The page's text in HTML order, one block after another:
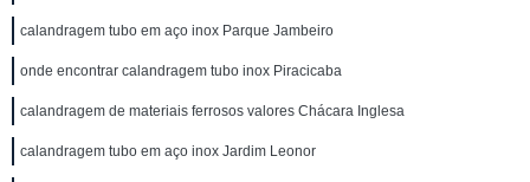
calandragem tubo em aço inox Parque Jambeiro
onde encontrar calandragem tubo inox Piracicaba
calandragem de materiais ferrosos valores Chácara Inglesa
calandragem tubo em aço inox Jardim Leonor